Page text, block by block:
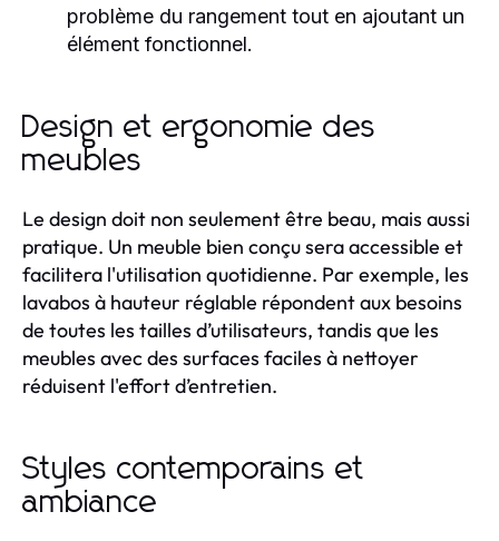
problème du rangement tout en ajoutant un
élément fonctionnel.
Design et ergonomie des
meubles
Le design doit non seulement être beau, mais aussi
pratique. Un meuble bien conçu sera accessible et
facilitera l'utilisation quotidienne. Par exemple, les
lavabos à hauteur réglable répondent aux besoins
de toutes les tailles d’utilisateurs, tandis que les
meubles avec des surfaces faciles à nettoyer
réduisent l'effort d’entretien.
Styles contemporains et
ambiance